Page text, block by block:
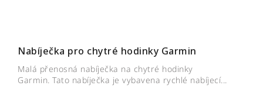
Nabíječka pro chytré hodinky Garmin
Malá přenosná nabíječka na chytré hodinky
Garmin. Tato nabíječka je vybavena rychlé nabíjecí...